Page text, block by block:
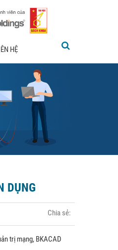
HỆ
DỤNG
Chia sẻ:
trị mạng, BKACAD